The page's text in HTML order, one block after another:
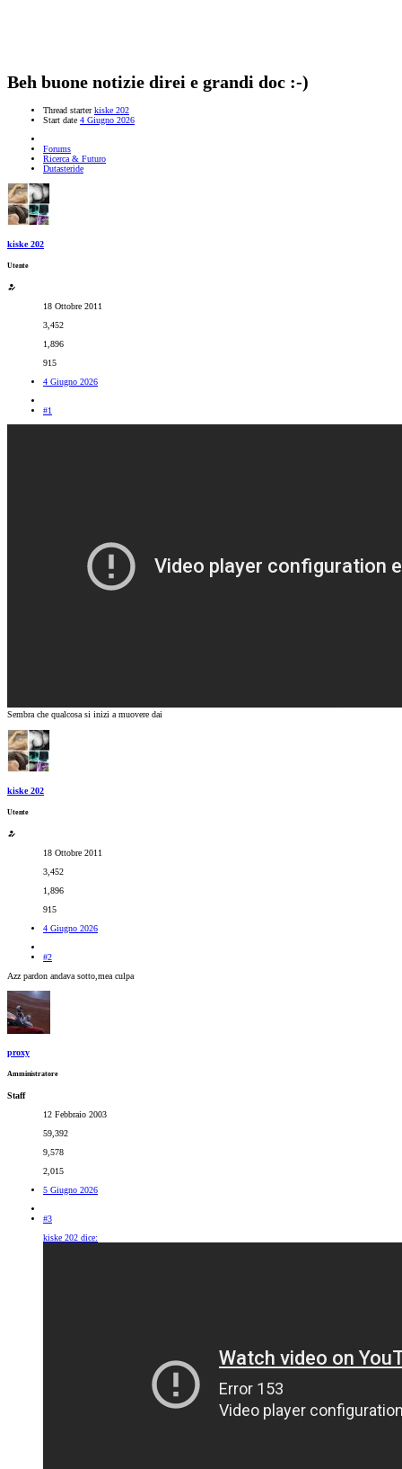
Beh buone notizie direi e grandi doc :-)
Thread starter kiske 202
Start date 4 Giugno 2026
Forums
Ricerca & Futuro
Dutasteride
kiske 202
Utente
18 Ottobre 2011
3,452
1,896
915
4 Giugno 2026
#1
Sembra che qualcosa si inizi a muovere dai
kiske 202
Utente
18 Ottobre 2011
3,452
1,896
915
4 Giugno 2026
#2
Azz pardon andava sotto,mea culpa
proxy
Amministratore
Staff
12 Febbraio 2003
59,392
9,578
2,015
5 Giugno 2026
#3
kiske 202 dice: